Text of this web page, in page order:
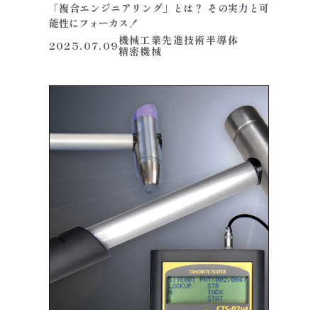
「複合エンジニアリング」とは？ その実力と可
能性にフォーカス！
2025.07.09機械工業先進技術半導体
精密機械